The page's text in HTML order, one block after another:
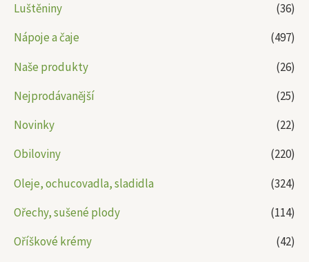
Luštěniny
(36)
Nápoje a čaje
(497)
Naše produkty
(26)
Nejprodávanější
(25)
Novinky
(22)
Obiloviny
(220)
Oleje, ochucovadla, sladidla
(324)
Ořechy, sušené plody
(114)
Oříškové krémy
(42)